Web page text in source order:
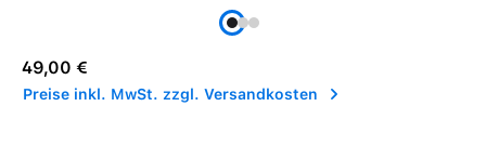
Regulärer Preis:
49,00 €
Preise inkl. MwSt. zzgl. Versandkosten